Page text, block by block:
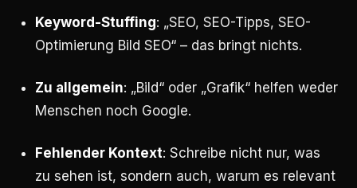
Keyword-Stuffing: „SEO, SEO-Tipps, SEO-
Optimierung Bild SEO“ – das bringt nichts.
Zu allgemein: „Bild“ oder „Grafik“ helfen weder
Menschen noch Google.
Fehlender Kontext: Schreibe nicht nur, was
zu sehen ist, sondern auch, warum es relevant